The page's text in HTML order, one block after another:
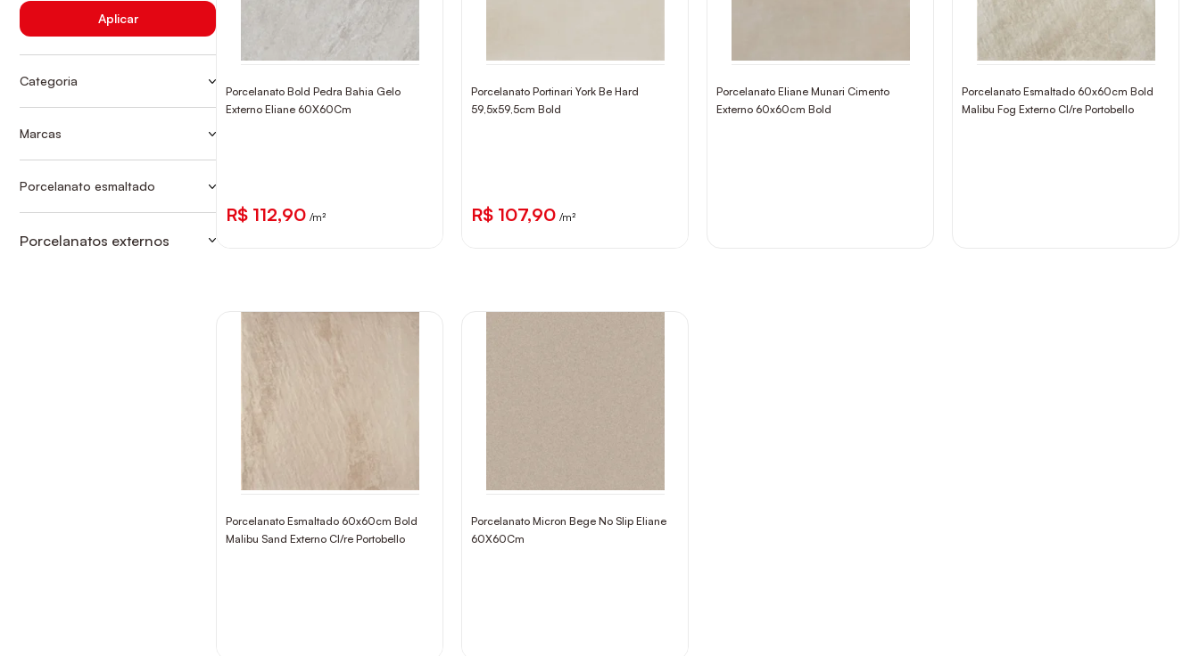
Aplicar
Categoria
Marcas
Porcelanato esmaltado
Porcelanatos externos
Porcelanato Bold Pedra Bahia Gelo
Externo Eliane 60X60Cm
R$ 112,90 /m²
Porcelanato Portinari York Be Hard
59,5x59,5cm Bold
R$ 107,90 /m²
Porcelanato Eliane Munari Cimento
Externo 60x60cm Bold
Porcelanato Esmaltado 60x60cm Bold
Malibu Fog Externo Cl/re Portobello
Porcelanato Esmaltado 60x60cm Bold
Malibu Sand Externo Cl/re Portobello
Porcelanato Micron Bege No Slip Eliane
60X60Cm